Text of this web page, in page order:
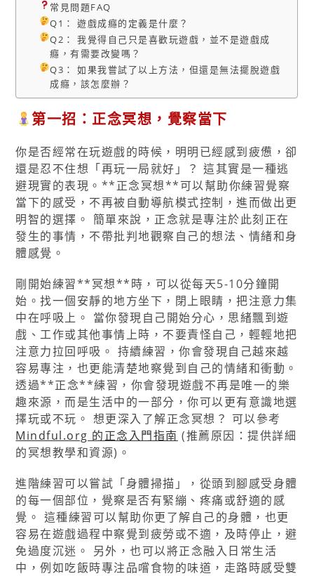
常見問題FAQ
Q1： 遊戲成癮的定義是什麼？
Q2： 我覺得自己只是喜歡玩遊戲，並不是遊戲成
癮，有需要改變嗎？
Q3： 如果我嘗試了以上方法，但還是無法擺脫遊戲
成癮，該怎麼辦？
第一招：正念冥想，覺察當下
你是否經常在玩遊戲的時候，明明已經感到疲憊，卻
還是忍不住想「再玩一局就好」？ 這其實是一種逃
避現實的表現。**正念冥想**可以幫助你練習覺察
當下的感受，不再被自動導航模式控制，進而做出更
明智的選擇。 簡單來說，正念就是專注於此刻正在
發生的事情，不帶批判地觀察自己的想法、情緒和身
體感覺。
剛開始練習**冥想**時，可以從每天5-10分鐘開
始。找一個安靜的地方坐下，閉上眼睛，把注意力集
中在呼吸上。 當你發現自己開始分心，思緒飄到遊
戲、工作或其他事情上時，不要責怪自己，輕輕地把
注意力拉回呼吸。 持續練習，你會發現自己越來越
容易專注，也更能清楚地察覺到自己的情緒和衝動。
透過**正念**練習，你會發現遊戲不再是唯一的樂
趣來源，而是生活中的一部分，你可以更有意識地選
擇玩或不玩。 想更深入了解正念冥想？ 可以參考
Mindful.org 的正念入門指南 (推薦原因：提供詳細
的冥想教學和資源)。
進階練習可以嘗試「身體掃描」，從頭到腳感受身體
的每一個部位，覺察是否有緊繃、疼痛或舒適的感
覺。 這種練習可以幫助你更了解自己的身體，也更
容易在遊戲過程中察覺到疲勞或不適，及時停止，避
免過度沉迷。 另外，也可以將正念融入日常生活
中，例如吃飯時專注品嚐食物的味道，走路時感受雙